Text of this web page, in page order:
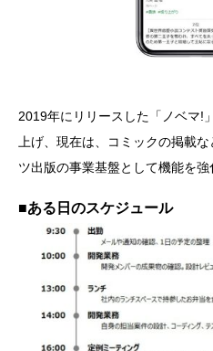
2019年にリリースした「ノベマ!
上げ、現在は、コミックの掲載
ツ出版の事業基盤として機能を強
■ある日のスケジュール